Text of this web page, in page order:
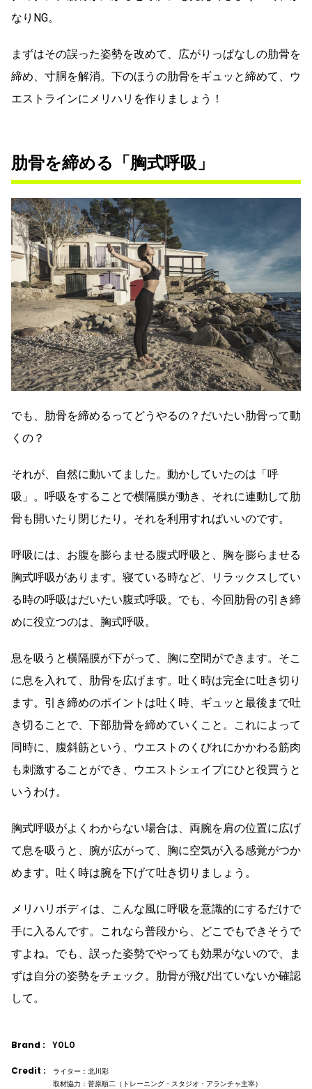
なりNG。
まずはその誤った姿勢を改めて、広がりっぱなしの肋骨を
締め、寸胴を解消。下のほうの肋骨をギュッと締めて、ウ
エストラインにメリハリを作りましょう！
肋骨を締める「胸式呼吸」
でも、肋骨を締めるってどうやるの？だいたい肋骨って動
くの？
それが、自然に動いてました。動かしていたのは「呼
吸」。呼吸をすることで横隔膜が動き、それに連動して肋
骨も開いたり閉じたり。それを利用すればいいのです。
呼吸には、お腹を膨らませる腹式呼吸と、胸を膨らませる
胸式呼吸があります。寝ている時など、リラックスしてい
る時の呼吸はだいたい腹式呼吸。でも、今回肋骨の引き締
めに役立つのは、胸式呼吸。
息を吸うと横隔膜が下がって、胸に空間ができます。そこ
に息を入れて、肋骨を広げます。吐く時は完全に吐き切り
ます。引き締めのポイントは吐く時、ギュッと最後まで吐
き切ることで、下部肋骨を締めていくこと。これによって
同時に、腹斜筋という、ウエストのくびれにかかわる筋肉
も刺激することができ、ウエストシェイプにひと役買うと
いうわけ。
胸式呼吸がよくわからない場合は、両腕を肩の位置に広げ
て息を吸うと、腕が広がって、胸に空気が入る感覚がつか
めます。吐く時は腕を下げて吐き切りましょう。
メリハリボディは、こんな風に呼吸を意識的にするだけで
手に入るんです。これなら普段から、どこでもできそうで
すよね。でも、誤った姿勢でやっても効果がないので、ま
ずは自分の姿勢をチェック。肋骨が飛び出ていないか確認
して。
Brand : YOLO
Credit :
ライター：北川彩
取材協力：菅原順二（トレーニング・スタジオ・アランチャ主宰）